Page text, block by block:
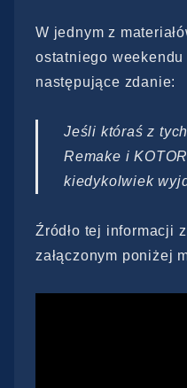
W jednym z
ostatniego
następujące zdanie:
Jeśli któraś z
Remake i
kiedykolwiek
Źródło tej informacji
załączonym poniżej